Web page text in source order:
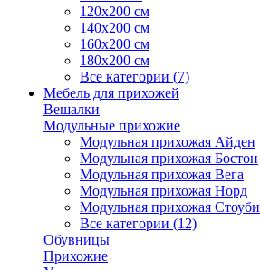
120х200 см
140х200 см
160х200 см
180х200 см
Все категории (7)
Мебель для прихожей
Вешалки
Модульные прихожие
Модульная прихожая Айден
Модульная прихожая Бостон
Модульная прихожая Вега
Модульная прихожая Норд
Модульная прихожая Стоуби
Все категории (12)
Обувницы
Прихожие